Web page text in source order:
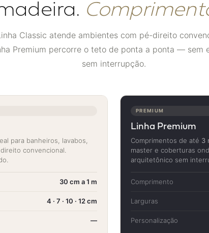
Classic atende ambientes com pé-direito
Premium percorre o teto de ponta a ponta — sem
sem interrupção.
para banheiros, lavabos,
convencional.
30 cm a 1 m
4 · 7 · 10 · 12 cm
—
PREMIUM
Linha Premium
Comprimentos de até 3
master e coberturas
arquitetônico sem
Comprimento
Larguras
Personalização